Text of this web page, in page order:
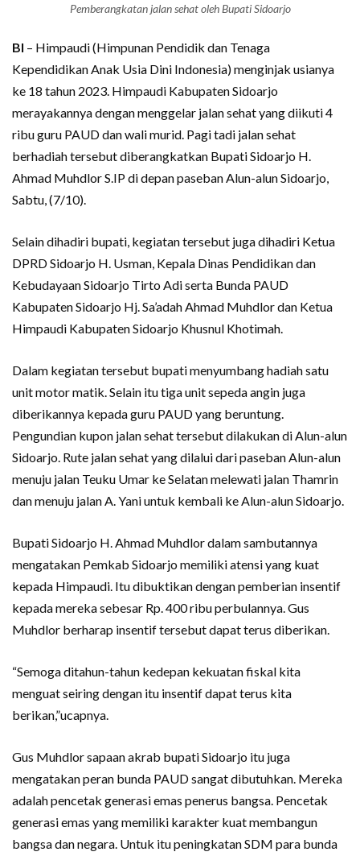
Pemberangkatan jalan sehat oleh Bupati Sidoarjo
BI – Himpaudi (Himpunan Pendidik dan Tenaga
Kependidikan Anak Usia Dini Indonesia) menginjak usianya
ke 18 tahun 2023. Himpaudi Kabupaten Sidoarjo
merayakannya dengan menggelar jalan sehat yang diikuti 4
ribu guru PAUD dan wali murid. Pagi tadi jalan sehat
berhadiah tersebut diberangkatkan Bupati Sidoarjo H.
Ahmad Muhdlor S.IP di depan paseban Alun-alun Sidoarjo,
Sabtu, (7/10).
Selain dihadiri bupati, kegiatan tersebut juga dihadiri Ketua
DPRD Sidoarjo H. Usman, Kepala Dinas Pendidikan dan
Kebudayaan Sidoarjo Tirto Adi serta Bunda PAUD
Kabupaten Sidoarjo Hj. Sa’adah Ahmad Muhdlor dan Ketua
Himpaudi Kabupaten Sidoarjo Khusnul Khotimah.
Dalam kegiatan tersebut bupati menyumbang hadiah satu
unit motor matik. Selain itu tiga unit sepeda angin juga
diberikannya kepada guru PAUD yang beruntung.
Pengundian kupon jalan sehat tersebut dilakukan di Alun-alun
Sidoarjo. Rute jalan sehat yang dilalui dari paseban Alun-alun
menuju jalan Teuku Umar ke Selatan melewati jalan Thamrin
dan menuju jalan A. Yani untuk kembali ke Alun-alun Sidoarjo.
Bupati Sidoarjo H. Ahmad Muhdlor dalam sambutannya
mengatakan Pemkab Sidoarjo memiliki atensi yang kuat
kepada Himpaudi. Itu dibuktikan dengan pemberian insentif
kepada mereka sebesar Rp. 400 ribu perbulannya. Gus
Muhdlor berharap insentif tersebut dapat terus diberikan.
“Semoga ditahun-tahun kedepan kekuatan fiskal kita
menguat seiring dengan itu insentif dapat terus kita
berikan,”ucapnya.
Gus Muhdlor sapaan akrab bupati Sidoarjo itu juga
mengatakan peran bunda PAUD sangat dibutuhkan. Mereka
adalah pencetak generasi emas penerus bangsa. Pencetak
generasi emas yang memiliki karakter kuat membangun
bangsa dan negara. Untuk itu peningkatan SDM para bunda